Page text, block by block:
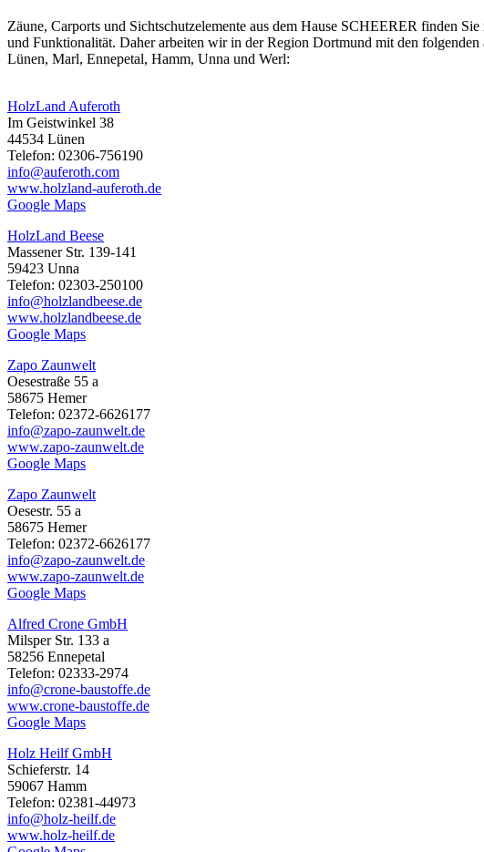
Zäune, Carports und Sichtschutzelemente aus dem Hause SCHEERER finden
und Funktionalität. Daher arbeiten wir in der Region Dortmund mit den
Lünen, Marl, Ennepetal, Hamm, Unna und Werl:
HolzLand Auferoth
Im Geistwinkel 38
44534 Lünen
Telefon: 02306-756190
info@auferoth.com
www.holzland-auferoth.de
Google Maps
HolzLand Beese
Massener Str. 139-141
59423 Unna
Telefon: 02303-250100
info@holzlandbeese.de
www.holzlandbeese.de
Google Maps
Zapo Zaunwelt
Oesestraße 55 a
58675 Hemer
Telefon: 02372-6626177
info@zapo-zaunwelt.de
www.zapo-zaunwelt.de
Google Maps
Zapo Zaunwelt
Oesestr. 55 a
58675 Hemer
Telefon: 02372-6626177
info@zapo-zaunwelt.de
www.zapo-zaunwelt.de
Google Maps
Alfred Crone GmbH
Milsper Str. 133 a
58256 Ennepetal
Telefon: 02333-2974
info@crone-baustoffe.de
www.crone-baustoffe.de
Google Maps
Holz Heilf GmbH
Schieferstr. 14
59067 Hamm
Telefon: 02381-44973
info@holz-heilf.de
www.holz-heilf.de